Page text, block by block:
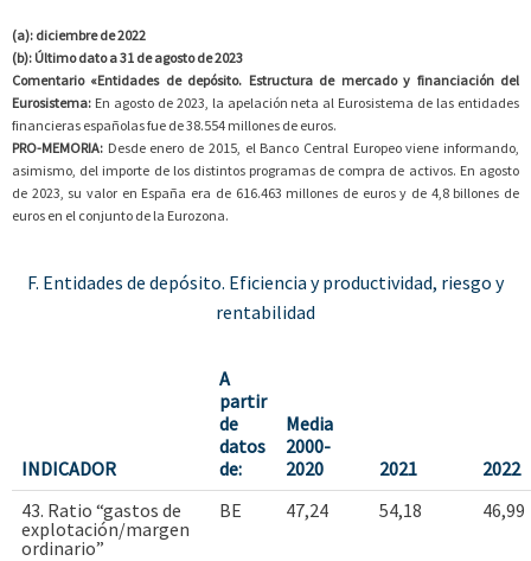
(a): diciembre de 2022
(b): Último dato a 31 de agosto de 2023
Comentario «Entidades de depósito. Estructura de mercado y financiación del
Eurosistema: En agosto de 2023, la apelación neta al Eurosistema de las entidades
financieras españolas fue de 38.554 millones de euros.
PRO-MEMORIA: Desde enero de 2015, el Banco Central Europeo viene informando,
asimismo, del importe de los distintos programas de compra de activos. En agosto
de 2023, su valor en España era de 616.463 millones de euros y de 4,8 billones de
euros en el conjunto de la Eurozona.
F. Entidades de depósito. Eficiencia y productividad, riesgo y
rentabilidad
INDICADOR
A
partir
de
datos
de:
Media
2000-
2020
2021
2022
43. Ratio “gastos de
explotación/margen
ordinario”
BE 47,24 54,18 46,99